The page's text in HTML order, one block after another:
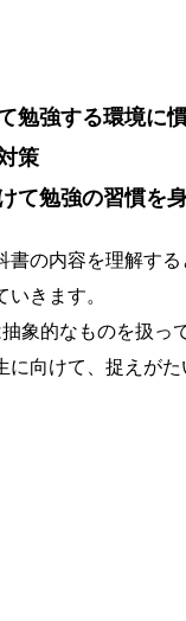
勉強する環境に
策
て勉強の習慣を
書の内容を理解す
きます。
象的なものを扱っ
に向けて、捉えが